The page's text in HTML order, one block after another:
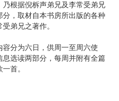
根据倪柝声弟兄及李常受弟兄
，取材自本书房所出版的各种
弟兄之著作。
分为六日，供周一至周六使
选读两部分，每周并附有全篇
首。